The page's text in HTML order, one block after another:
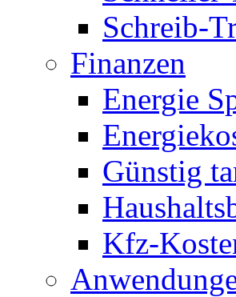
Schreib-
Finanzen
Energie
Günstig
Kfz-